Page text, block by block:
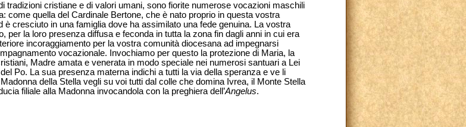
tradizioni cristiane e di valori umani, sono fiorite numerose vocazioni maschili
come quella del Cardinale Bertone, che è nato proprio in questa vostra
cresciuto in una famiglia dove ha assimilato una fede genuina. La vostra
per la loro presenza diffusa e feconda in tutta la zona fin dagli anni in cui era
incoraggiamento per la vostra comunità diocesana ad impegnarsi
vocazionale. Invochiamo per questo la protezione di Maria, la
Madre amata e venerata in modo speciale nei numerosi santuari a Lei
Po. La sua presenza materna indichi a tutti la via della speranza e ve li
della Stella vegli su voi tutti dal colle che domina Ivrea, il Monte Stella
filiale alla Madonna invocandola con la preghiera dell’Angelus.